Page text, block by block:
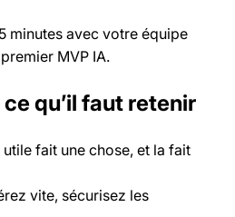
minutes avec votre équipe
MVP IA.
qu’il faut retenir
utile fait une chose, et la fait
vite, sécurisez les